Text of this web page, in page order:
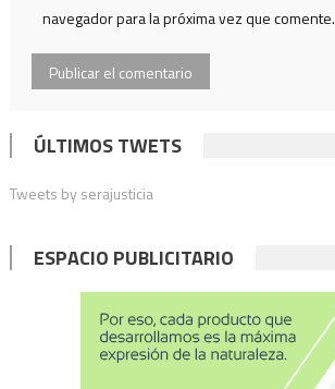
navegador para la próxima vez que comente.
ÚLTIMOS TWETS
Tweets by serajusticia
ESPACIO PUBLICITARIO